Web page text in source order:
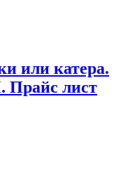
или катера.
лист